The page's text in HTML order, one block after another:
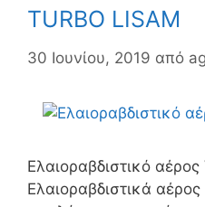
TURBO LISAM
30 Ιουνίου, 2019 από
Ελαιοραβδιστικό
Ελαιοραβδιστικά